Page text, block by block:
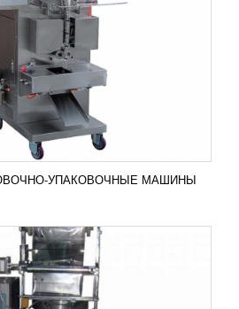
УПАКОВОЧНЫЕ МАШИНЫ
продуктов фасовка упаковка
Предназначен для фасовки
в маленькие
Добавить в сравнение